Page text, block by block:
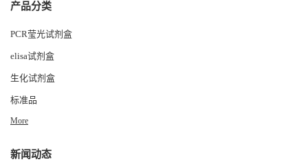
产品分类
PCR莹光试剂盒
elisa试剂盒
生化试剂盒
标准品
More
新闻动态